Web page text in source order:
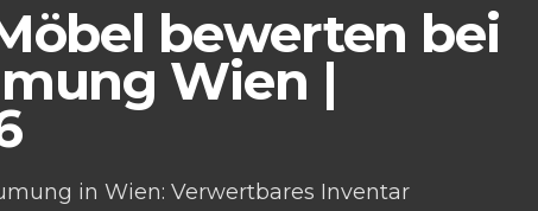
bewerten bei
Wien |
in Wien: Verwertbares Inventar